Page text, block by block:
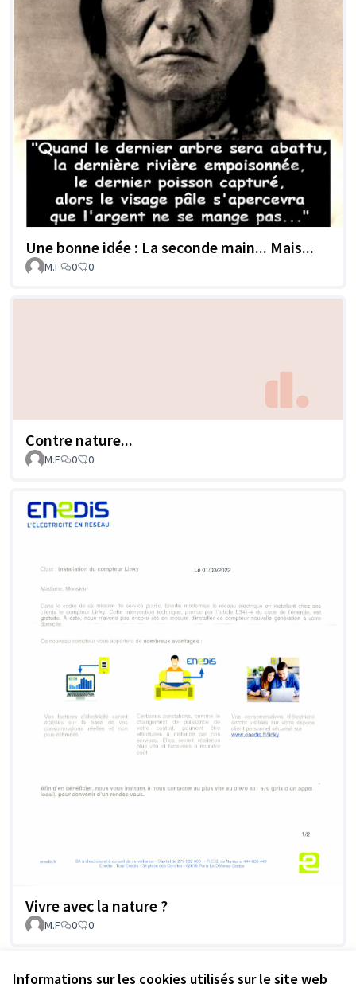
Informations sur les cookies utilisés sur le site web
Une bonne idée : La seconde main... Mais...
M.F 0 0
Contre nature...
M.F 0 0
Vivre avec la nature ?
M.F 0 0
Voir toutes les propositions retirées